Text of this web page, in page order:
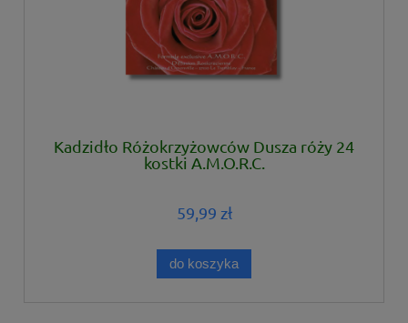
Kadzidło Różokrzyżowców Dusza róży 24
kostki A.M.O.R.C.
59,99 zł
do koszyka